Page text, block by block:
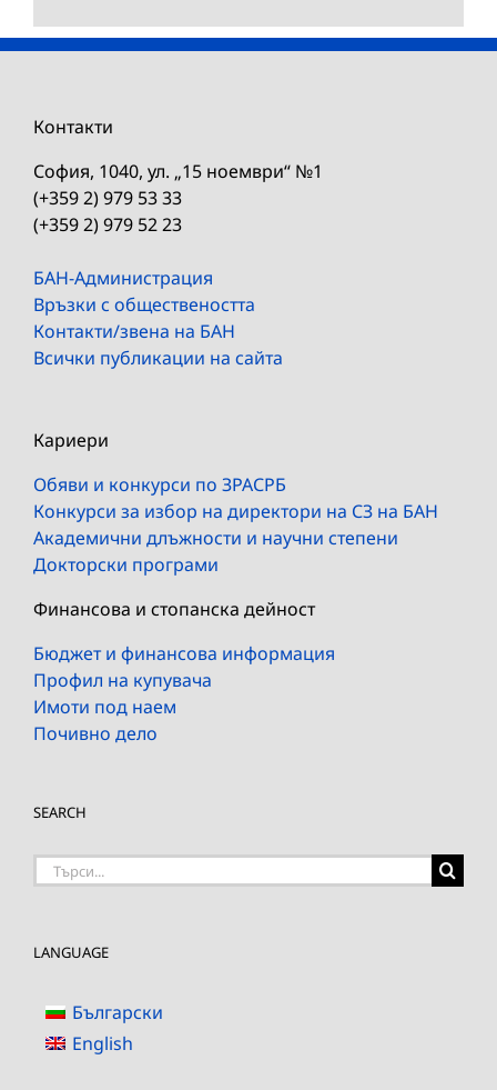
Контакти
София, 1040, ул. „15 ноември“ №1
(+359 2) 979 53 33
(+359 2) 979 52 23
БАН-Администрация
Връзки с обществеността
Контакти/звена на БАН
Всички публикации на сайта
Кариери
Обяви и конкурси по ЗРАСРБ
Конкурси за избор на директори на СЗ на БАН
Академични длъжности и научни степени
Докторски програми
Финансова и стопанска дейност
Бюджет и финансова информация
Профил на купувача
Имоти под наем
Почивно дело
SEARCH
Търсене
LANGUAGE
Български
English